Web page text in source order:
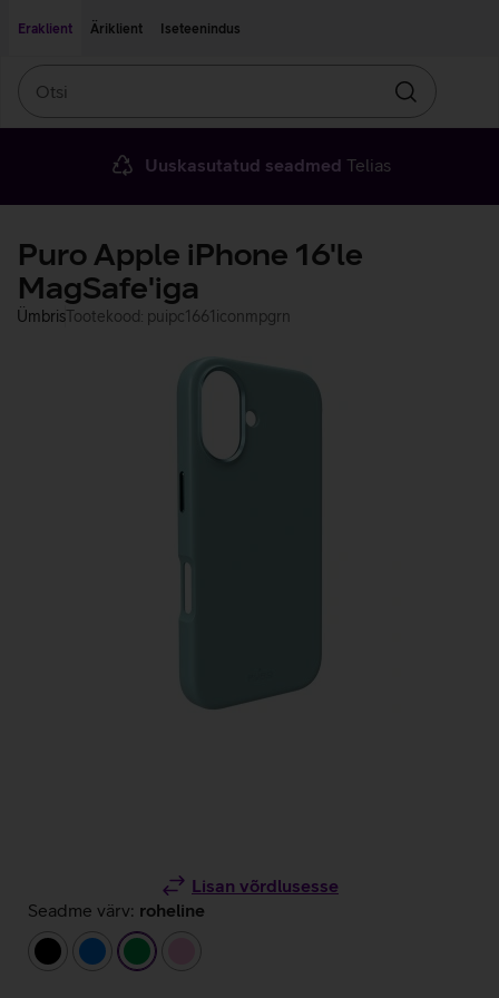
Eraklient
Äriklient Iseteenindus
Otsin
Uuskasutatud seadmed Telias
Puro Apple iPhone 16'le
MagSafe'iga
ÜmbrisTootekood: puipc1661iconmpgrn
Lisan võrdlusesse
Seadme värv: roheline
must
sinine roheline